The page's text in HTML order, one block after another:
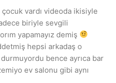
çocuk vardı videoda ikisiyle
biriyle sevgili
yapamayız demiş
hepsi arkadaş o
bence ayrıca bar
ev salonu gibi aynı